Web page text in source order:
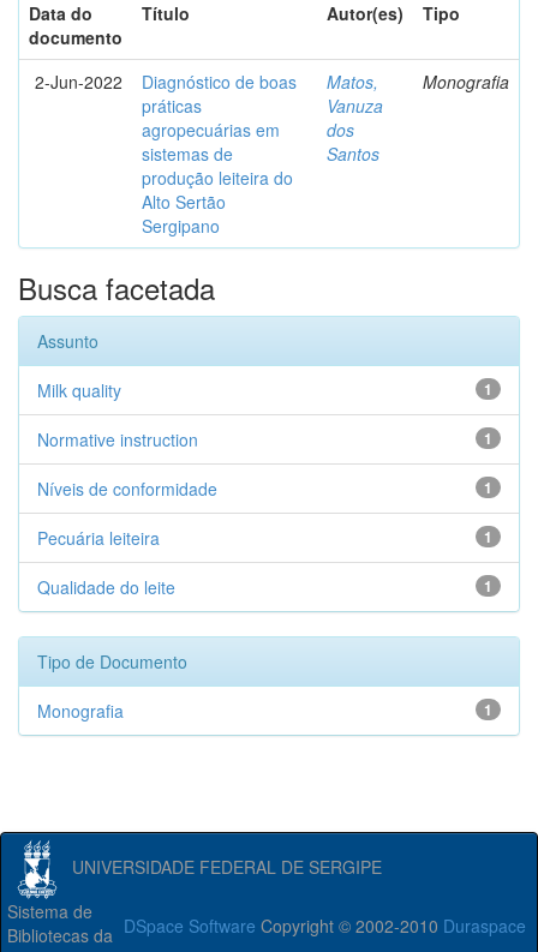
Data do
documento
Título Autor(es) Tipo
2-Jun-2022
Diagnóstico de boas
práticas
agropecuárias em
sistemas de
produção leiteira do
Alto Sertão
Sergipano
Matos,
Vanuza
dos
Santos
Monografia
Busca facetada
Assunto
1
Milk quality
1
Normative instruction
1
Níveis de conformidade
1
Pecuária leiteira
1
Qualidade do leite
Tipo de Documento
1
Monografia
UNIVERSIDADE FEDERAL DE SERGIPE
DSpace Software Copyright © 2002-2010 Duraspace
Sistema de
Bibliotecas da